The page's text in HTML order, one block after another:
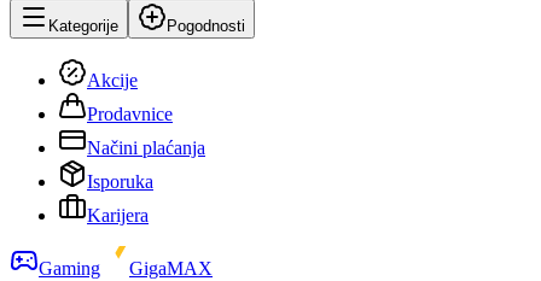
Kategorije Pogodnosti
Akcije
Prodavnice
Načini plaćanja
Isporuka
Karijera
Gaming
GigaMAX